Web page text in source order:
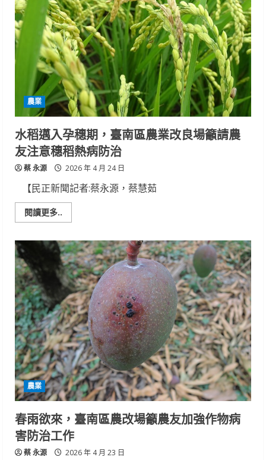
柑』！
已
現
銹
蟎
蹤
跡，
臺
南
區
農
業
改
良
場
請
農
友
立
即
展
防
範
農業
水稻邁入孕穗期，臺南區農業改良場籲請農
友注意穗稻熱病防治
蔡 永源 2026 年 4 月 24 日
【民正新聞記者:蔡永源，蔡慧茹
閱讀更多..
more
稻
邁
入
孕
穗
期，
臺
南
區
農
業
改
良
場
籲
請
農
友
注
意
穗
稻
熱
病
防
治
農業
春雨欲來，臺南區農改場籲農友加強作物病
害防治工作
蔡 永源 2026 年 4 月 23 日